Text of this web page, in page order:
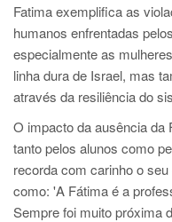
Fatima exemplifica as
humanos enfrentadas
especialmente as
linha dura de Israel, mas
através da resiliência do
O impacto da ausência da
tanto pelos alunos como
recorda com carinho o
como: 'A Fátima é a
Sempre foi muito próxima